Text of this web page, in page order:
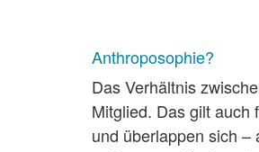
Anthroposophie?
Das Verhältnis
Mitglied. Das gilt auch
und überlappen sich –